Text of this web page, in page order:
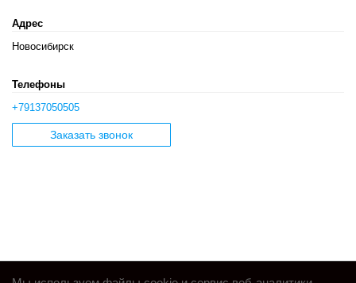
Адрес
Новосибирск
Телефоны
+79137050505
Заказать звонок